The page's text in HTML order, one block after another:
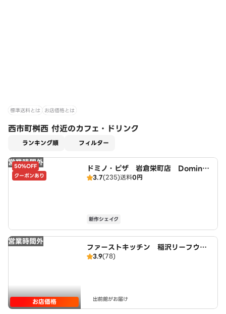
標準送料とは お店価格とは
西市町桝西 付近のカフェ・ドリンク
ランキング順 フィルター
営業時間外
50%OFF
クーポンあり
ドミノ・ピザ 岩倉栄町店 Domin
o's3.7(235)送料0円
新作シェイク
営業時間外
お店価格
ファーストキッチン 稲沢リーフウォ
ーク店
3.9(78)
出前館がお届け